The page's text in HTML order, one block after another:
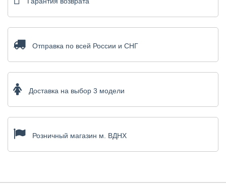
Отправка по всей России и СНГ
Доставка на выбор 3 модели
Розничный магазин м. ВДНХ